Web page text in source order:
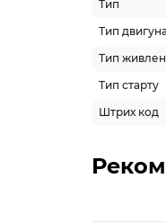
Тип
Тип двигуна
Тип
Тип старту
Штрих код